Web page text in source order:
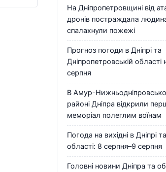
На Дніпропетровщині від
дронів постраждала
спалахнули пожежі
Прогноз погоди в Дніпрі та
Дніпропетровській області
серпня
В Амур-
районі Дніпра відкрили
меморіал полеглим воїнам
Погода на вихідні в Дніпрі та
області: 8 серпня–9 серпня
Головні новини Дніпра та